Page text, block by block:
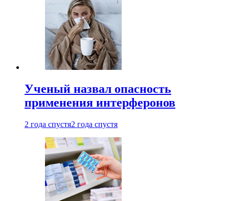
Ученый назвал опасность
применения интерферонов
2 года спустя2 года спустя